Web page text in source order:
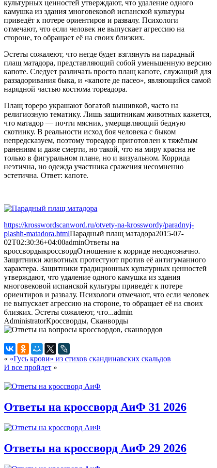
культурных ценностей утверждают, что удаление одного
камушка из здания многовековой испанской культуры
приведёт к потере ориентиров и развалу. Психологи
отмечают, что если человек не выпускает агрессию на
стороне, то обращает её на своих близких.
Эстеты сожалеют, что негде будет взглянуть на парадный
плащ матадора, представляющий собой уменьшенную версию
капоте. Следует различать просто плащ капоте, служащий для
раззадоривания быка, и «капоте де пасео», являющийся самой
нарядной частью костюма тореадора.
Плащ тореро украшают богатой вышивкой, часто на
религиозную тематику. Лишь защитникам животных кажется,
что матадор — почти мясник, умерщвляющий бедную
скотинку. В реальности исход боя человека с быком
непредсказуем, поэтому тореадор приготовлен к тяжёлым
ранениям и даже смерти, но такой, что на миру красна не
только в фигуральном плане, но и визуальном. Коррида
неэтична, но одежда участника сражения несомненно
эстетична. Ответ: капоте.
https://krosswordscanword.ru/otvety-na-krosswordy/paradnyj-
plashh-matadora.htmlПарадный плащ матадора2015-07-
02T02:30:36+04:00adminОтветы на
кроссвордыкроссвордОтношение к корриде неоднозначно.
Защитники животных протестуют против её антигуманного
характера. Защитники традиционных культурных ценностей
утверждают, что удаление одного камушка из здания
многовековой испанской культуры приведёт к потере
ориентиров и развалу. Психологи отмечают, что если человек
не выпускает агрессию на стороне, то обращает её на своих
близких. Эстеты сожалеют, что...admin
AdministratorКроссворды, Сканворды
« «Гусь крови» из стихов скандинавских скальдов
И все пройдет »
Ответы на кроссворд АиФ 31 2026
Ответы на кроссворд АиФ 29 2026